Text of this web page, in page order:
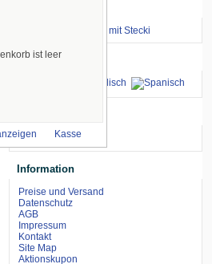
ist leer
Kasse
⇒ zum Renntraining mit Stecki
Sprachen
Information
Preise und Versand
Datenschutz
AGB
Impressum
Kontakt
Site Map
Aktionskupon